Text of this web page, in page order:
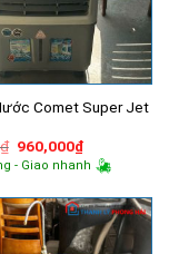
Comet Super Jet
₫ Giá
gốc
là:
960,000₫Giá
hiện
tại
960,000₫.
- Giao nhanh